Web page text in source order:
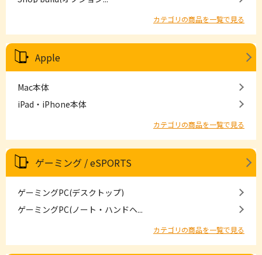
カテゴリの商品を一覧で見る
Apple
Mac本体
iPad・iPhone本体
カテゴリの商品を一覧で見る
ゲーミング / eSPORTS
ゲーミングPC(デスクトップ)
ゲーミングPC(ノート・ハンドヘ...
カテゴリの商品を一覧で見る